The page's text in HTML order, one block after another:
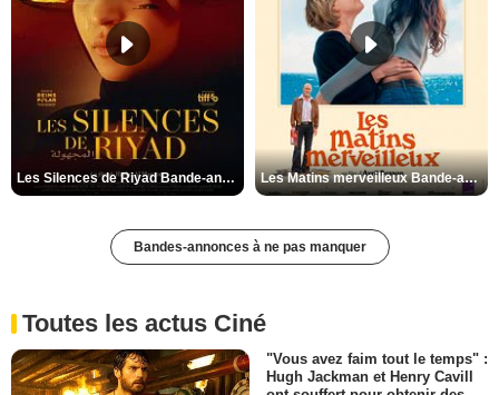
Les Silences de Riyad Bande-annonce VO STFR Les Matins merveilleux Bande-annonce VF
Bandes-annonces à ne pas manquer
Toutes les actus Ciné
"Vous avez faim tout le temps" :
Hugh Jackman et Henry Cavill